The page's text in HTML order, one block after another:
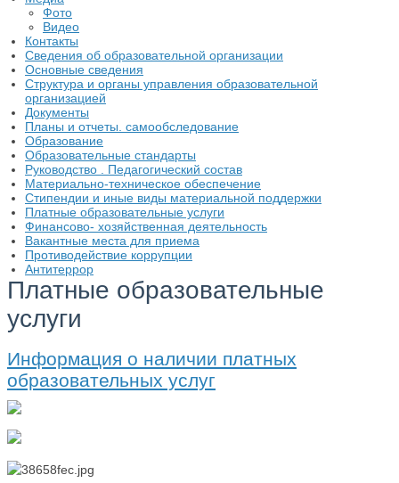
Фото
Видео
Контакты
Сведения об образовательной организации
Основные сведения
Структура и органы управления образовательной
организацией
Документы
Планы и отчеты. самообследование
Образование
Образовательные стандарты
Руководство . Педагогический состав
Материально-техническое обеспечение
Стипендии и иные виды материальной поддержки
Платные образовательные услуги
Финансово- хозяйственная деятельность
Вакантные места для приема
Противодействие коррупции
Антитеррор
Платные образовательные
услуги
Информация о наличии платных
образовательных услуг